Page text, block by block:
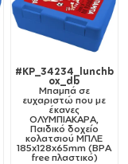
#KP_34234_lunchb
ox_db
Μπαμπά σε
ευχαριστώ που με
έκανες
ΟΛΥΜΠΙΑΚΑΡΑ,
Παιδικό δοχείο
κολατσιού ΜΠΛΕ
185x128x65mm (BPA
free πλαστικό)